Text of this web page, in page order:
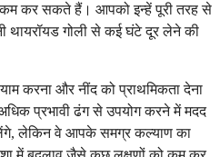
कम कर सकते हैं। आपको इन्हें पूरी तरह से
थायरॉयड गोली से कई घंटे दूर लेने की
करना और नींद को प्राथमिकता देना
प्रभावी ढंग से उपयोग करने में मदद
लेकिन वे आपके समग्र कल्याण का